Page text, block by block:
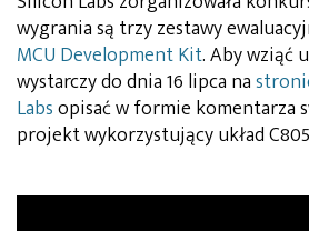
wygrania są trzy zestawy
MCU Development Kit. Aby wziąć
wystarczy do dnia 16 lipca na
Labsopisać w formie komentarza
projekt wykorzystujący układ